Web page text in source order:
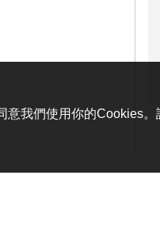
我們使用你的Cookies。